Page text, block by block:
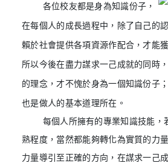
各位校友都是身為知識份子，
在每個人的成長過程中，除了自己的
賴於社會提供各項資源作配合，才能
所以今後在盡力謀求一己成就的同時
的理念，才不愧於身為一個知識份子
也是做人的基本道理所在 。
每個人所擁有的專業知識技能，
熟程度，當然都能夠轉化為實質的力
力量導引至正確的方向，在謀求一己